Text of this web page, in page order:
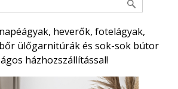
heverők, fotelágyak,
ülőgarnitúrák és sok-sok bútor
házhozszállítással!